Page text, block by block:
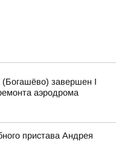
(Богашёво) завершен I
аэродрома
пристава Андрея